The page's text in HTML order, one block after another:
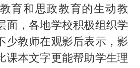
育和思政教育的生动教
面，各地学校积极组织学
少教师在观影后表示，影
课本文字更能帮助学生理